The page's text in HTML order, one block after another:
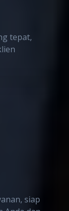
tepat,
siap